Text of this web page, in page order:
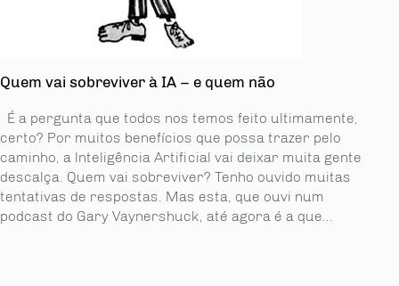
Quem vai sobreviver à IA – e quem não
É a pergunta que todos nos temos feito ultimamente,
certo? Por muitos benefícios que possa trazer pelo
caminho, a lnteligência Artificial vai deixar muita gente
descalça. Quem vai sobreviver? Tenho ouvido muitas
tentativas de respostas. Mas esta, que ouvi num
podcast do Gary Vaynershuck, até agora é a que...